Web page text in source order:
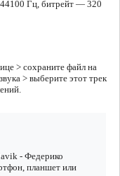
Гц, битрейт — 320
> сохраните файл на
> выберите этот трек
- Федерико
планшет или